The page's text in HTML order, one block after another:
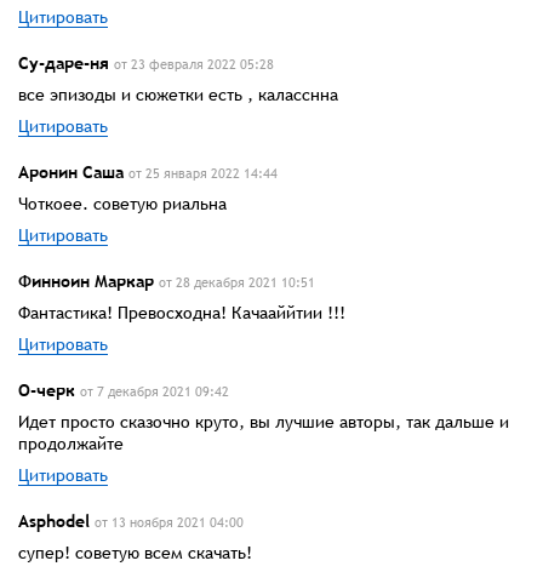
Цитировать
Су-даре-ня от 23 февраля 2022 05:28
все эпизоды и сюжетки есть , каласснна
Цитировать
Аронин Саша от 25 января 2022 14:44
Чоткоее. советую риальна
Цитировать
Финноин Маркар от 28 декабря 2021 10:51
Фантастика! Превосходна! Качааййтии !!!
Цитировать
О-черк от 7 декабря 2021 09:42
Идет просто сказочно круто, вы лучшие авторы, так дальше и
продолжайте
Цитировать
Asphodel от 13 ноября 2021 04:00
супер! советую всем скачать!